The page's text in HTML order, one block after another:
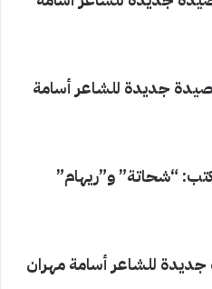
جديدة للشاعر أسامة
“شحاتة” و”ريهام”
للشاعر أسامة مهران